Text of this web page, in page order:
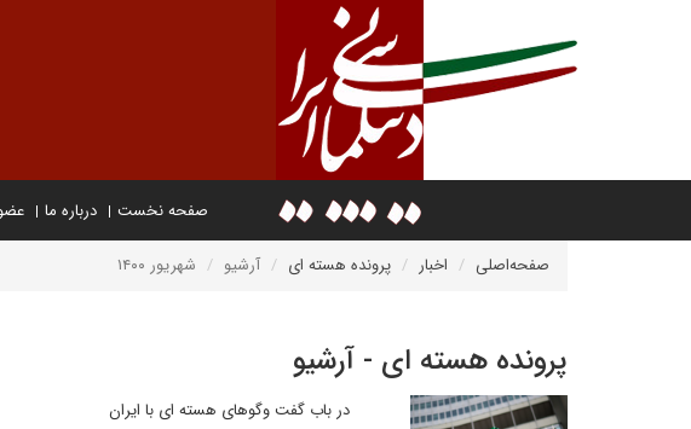
صفحه نخست درباره ما
صفحه‌اصلی اخبار پرونده هسته ای آرشیو شهریور ۱۴۰۰
پرونده هسته ای - آرشیو
در باب گفت وگوهای هسته ای با ایران